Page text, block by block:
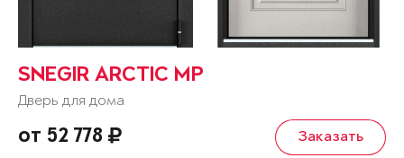
SNEGIR ARCTIC MP
Дверь для дома
от 52 778 Заказать